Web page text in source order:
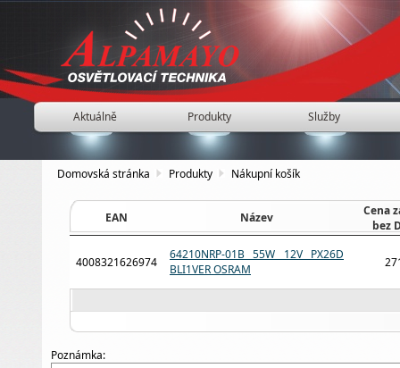
Aktuálně Produkty Služby
Domovská stránka Produkty Nákupní košík
EAN Název
Cena
bez
4008321626974
64210NRP-01B 55W 12V PX26D
BLI1VER OSRAM
Poznámka: